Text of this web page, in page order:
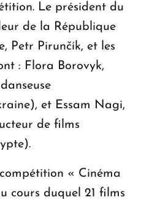
Le président du
de la République
Petr Pirunčík, et les
: Flora Borovyk,
et Essam Nagi,
de films
« Cinéma
cours duquel 21 films